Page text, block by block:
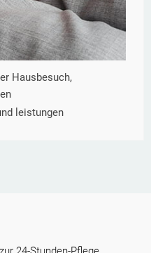
Hausbesuch,
leistungen